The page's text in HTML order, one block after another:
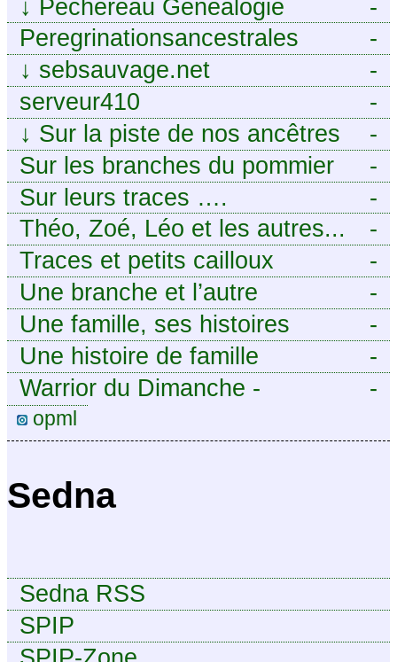
-
↓ Péchereau Généalogie
-
Peregrinationsancestrales
-
↓ sebsauvage.net
-
serveur410
-
↓ Sur la piste de nos ancêtres
en Périgord.
-
Sur les branches du pommier
-
Sur leurs traces ….
-
Théo, Zoé, Léo et les autres...
-
Traces et petits cailloux
-
Une branche et l’autre
-
Une famille, ses histoires
-
Une histoire de famille
-
Warrior du Dimanche -
Publication à caractère
intermittent, approximatif et
opml
Sedna
Sedna RSS
SPIP